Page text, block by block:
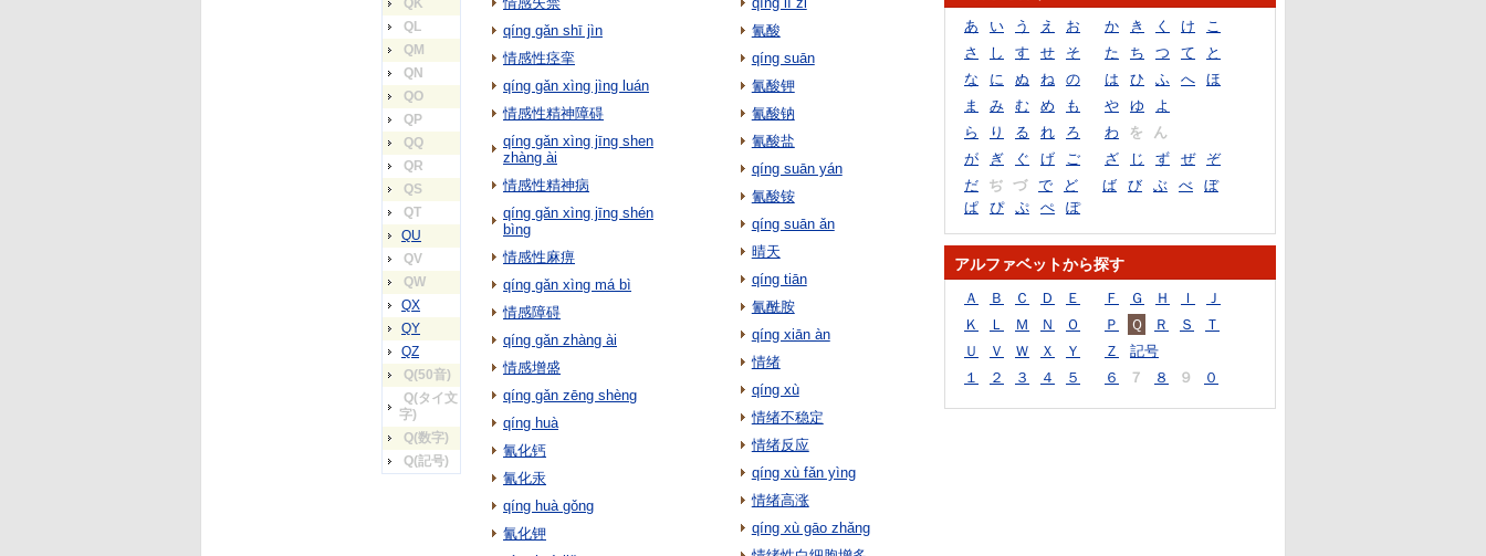
QK
QL
QM
QN
QO
QP
QQ
QR
QS
QT
QU
QV
QW
QX
QY
QZ
Q(50音)
Q(タイ文
字)
Q(数字)
Q(記号)
qíng gǎn shī jìn
情感性痉挛
qíng gǎn xìng jìng luán
情感性精神障碍
qíng gǎn xìng jīng shen
zhàng ài
情感性精神病
qíng gǎn xìng jīng shén
bìng
情感性麻痹
qíng gǎn xìng má bì
情感障碍
qíng gǎn zhàng ài
情感增盛
qíng gǎn zēng shèng
qíng huà
氰化钙
氰化汞
qíng huà gǒng
氰化钾
氰酸
qíng suān
氰酸钾
氰酸钠
氰酸盐
qíng suān yán
氰酸铵
qíng suān ǎn
晴天
qíng tiān
氰酰胺
qíng xiān àn
情绪
qíng xù
情绪不稳定
情绪反应
qíng xù fǎn yìng
情绪高涨
qíng xù gāo zhǎng
あ い う え お か き く け
こ
さ
し す せ そ た ち つ て
と
な
に ぬ ね の は ひ ふ へ
ほ
ま
み む め も や ゆ
よ
ら
り る れ ろ わ を
ん
が
ぎ ぐ げ ご ざ じ ず ぜ
ぞ
だ
ぢ づ で ど ば び ぶ べ
ぼ
ぱ
ぴ ぷ ぺ ぽ
アルファベットから探す
Ａ Ｂ Ｃ Ｄ Ｅ Ｆ Ｇ Ｈ Ｉ
Ｊ
Ｋ
Ｌ Ｍ Ｎ Ｏ Ｐ Ｑ Ｒ Ｓ
Ｔ
Ｕ
Ｖ Ｗ Ｘ Ｙ Ｚ
記号
１
２ ３ ４ ５ ６ ７ ８ ９ ０